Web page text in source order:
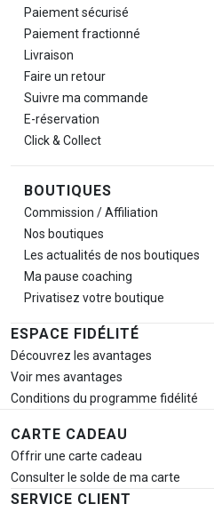
Paiement sécurisé
Paiement fractionné
Livraison
Faire un retour
Suivre ma commande
E-réservation
Click & Collect
BOUTIQUES
Commission / Affiliation
Nos boutiques
Les actualités de nos boutiques
Ma pause coaching
Privatisez votre boutique
ESPACE FIDÉLITÉ
Découvrez les avantages
Voir mes avantages
Conditions du programme fidélité
CARTE CADEAU
Offrir une carte cadeau
Consulter le solde de ma carte
SERVICE CLIENT